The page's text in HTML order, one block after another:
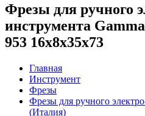
Фрезы для ручного
инструмента
953 16x8x35x73
Главная
Инструмент
Фрезы
Фрезы для ручного
(Италия)